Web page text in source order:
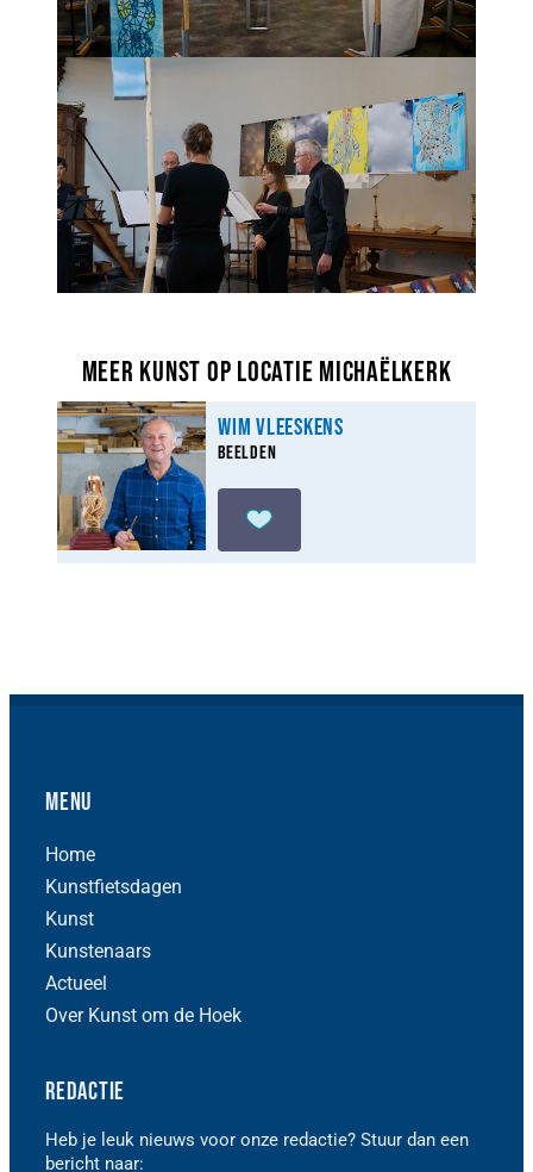
Meer kunst op locatie Michaëlkerk
Wim Vleeskens
Beelden
Menu
Home
Kunstfietsdagen
Kunst
Kunstenaars
Actueel
Over Kunst om de Hoek
Redactie
Heb je leuk nieuws voor onze redactie? Stuur dan een
bericht naar: